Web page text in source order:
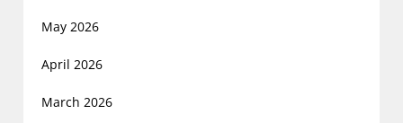
May 2026
April 2026
March 2026